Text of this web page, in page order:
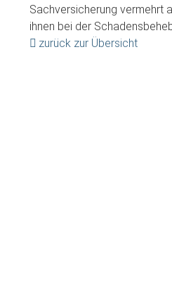
Sachversicherung vermehrt
ihnen bei der
zurück zur Übersicht